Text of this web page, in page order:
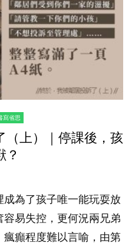
寫省思
（上）｜停課後，孩
？
為了孩子唯一能玩耍放
易失控，更何況兩兄弟
癲程度難以言喻，由第